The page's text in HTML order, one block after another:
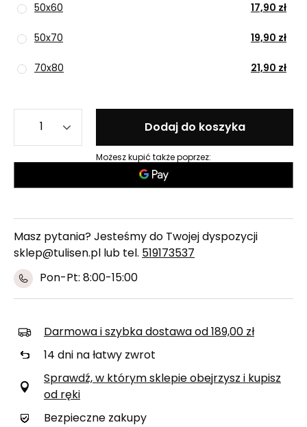
50x60 17,90 zł
50x70 19,90 zł
70x80 21,90 zł
Dodaj do koszyka
Możesz kupić także poprzez:
Masz pytania? Jesteśmy do Twojej dyspozycji
sklep@tulisen.pl lub tel. 519173537
Pon-Pt: 8:00-15:00
Darmowa i szybka dostawa od 189,00 zł
14 dni na łatwy zwrot
Sprawdź, w którym sklepie obejrzysz i kupisz
od ręki
Bezpieczne zakupy